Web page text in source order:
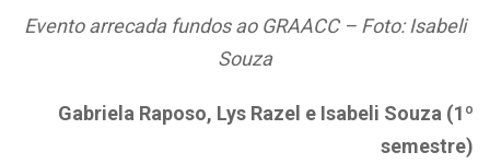
Evento arrecada fundos ao GRAACC – Foto: Isabeli
Souza
Gabriela Raposo, Lys Razel e Isabeli Souza (1º
semestre)